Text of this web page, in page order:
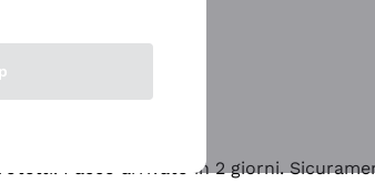
Pacco arrivato in 2 giorni.